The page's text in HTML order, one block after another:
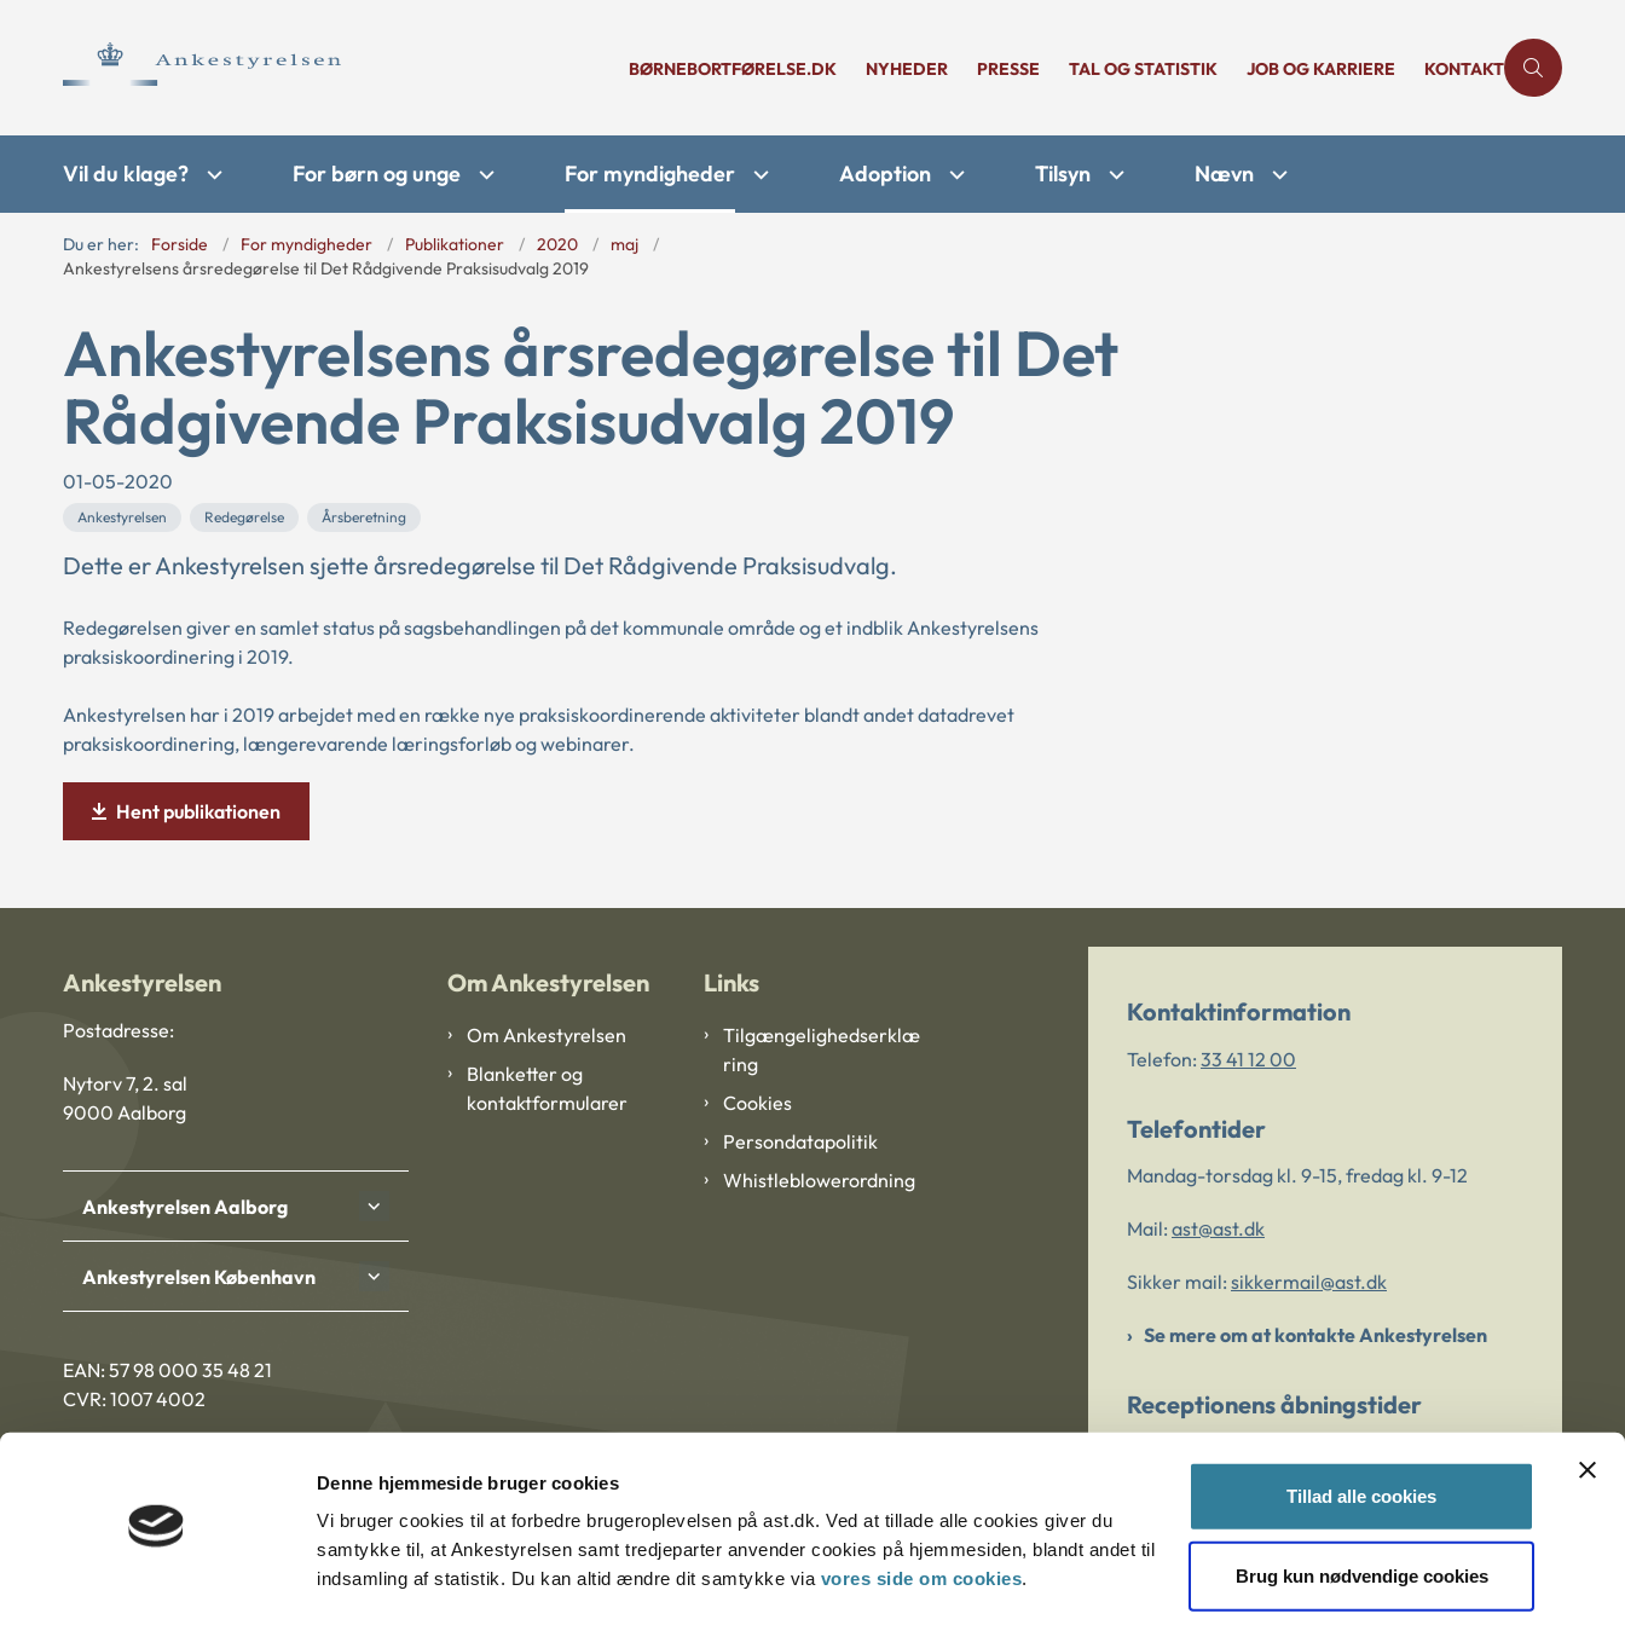
Denne hjemmeside bruger cookies
Vi bruger cookies til at forbedre brugeroplevelsen på ast.dk. Ved at tillade alle cookies giver du
samtykke til, at Ankestyrelsen samt tredjeparter anvender cookies på hjemmesiden, blandt andet til
indsamling af statistik. Du kan altid ændre dit samtykke via vores side om cookies.
Tillad alle cookies
Brug kun nødvendige cookies
BØRNEBORTFØRELSE.DK NYHEDER PRESSE TAL OG STATISTIK JOB OG KARRIERE KONTAKT
Vil du klage? For børn og unge For myndigheder Adoption Tilsyn Nævn
Du er her: Forside For myndigheder Publikationer 2020
maj
Ankestyrelsens årsredegørelse til Det Rådgivende Praksisudvalg 2019
Ankestyrelsens årsredegørelse til Det
Rådgivende Praksisudvalg 2019
01-05-2020
Ankestyrelsen Redegørelse Årsberetning
Dette er Ankestyrelsen sjette årsredegørelse til Det Rådgivende Praksisudvalg.
Redegørelsen giver en samlet status på sagsbehandlingen på det kommunale område og et indblik Ankestyrelsens
praksiskoordinering i 2019.
Ankestyrelsen har i 2019 arbejdet med en række nye praksiskoordinerende aktiviteter blandt andet datadrevet
praksiskoordinering, længerevarende læringsforløb og webinarer.
Hent publikationen
Ankestyrelsen
Postadresse:
Nytorv 7, 2. sal
9000 Aalborg
Ankestyrelsen Aalborg
Ankestyrelsen København
EAN: 57 98 000 35 48 21
CVR: 1007 4002
Om Ankestyrelsen
Om Ankestyrelsen
Blanketter og
kontaktformularer
Links
Tilgængelighedserklæ
ring
Cookies
Persondatapolitik
Whistleblowerordning
Kontaktinformation
Telefon: 33 41 12 00
Telefontider
Mandag-torsdag kl. 9-15, fredag kl. 9-12
Mail: ast@ast.dk
Sikker mail: sikkermail@ast.dk
Se mere om at kontakte Ankestyrelsen
Receptionens åbningstider
Er du bekymret for et barn/en ung?